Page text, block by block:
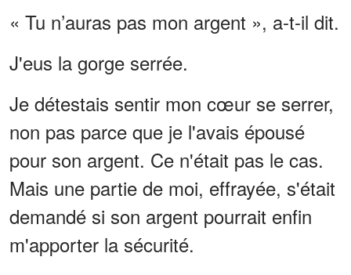
« Tu n’auras pas mon argent », a-t-il dit.
J'eus la gorge serrée.
Je détestais sentir mon cœur se serrer,
non pas parce que je l'avais épousé
pour son argent. Ce n'était pas le cas.
Mais une partie de moi, effrayée, s'était
demandé si son argent pourrait enfin
m'apporter la sécurité.